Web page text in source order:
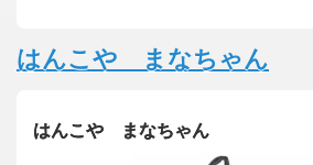
はんこや まなちゃん
はんこや まなちゃん